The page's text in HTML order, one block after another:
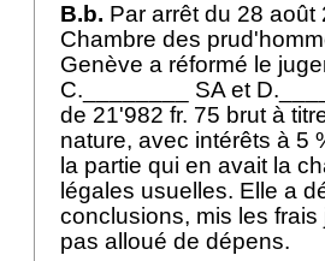
B.b. Par arrêt du 28
Chambre des
Genève a réformé le
C.________ SA et
de 21'982 fr. 75 brut à
nature, avec intérêts à 5
la partie qui en avait la
légales usuelles. Elle a
conclusions, mis les
pas alloué de dépens.